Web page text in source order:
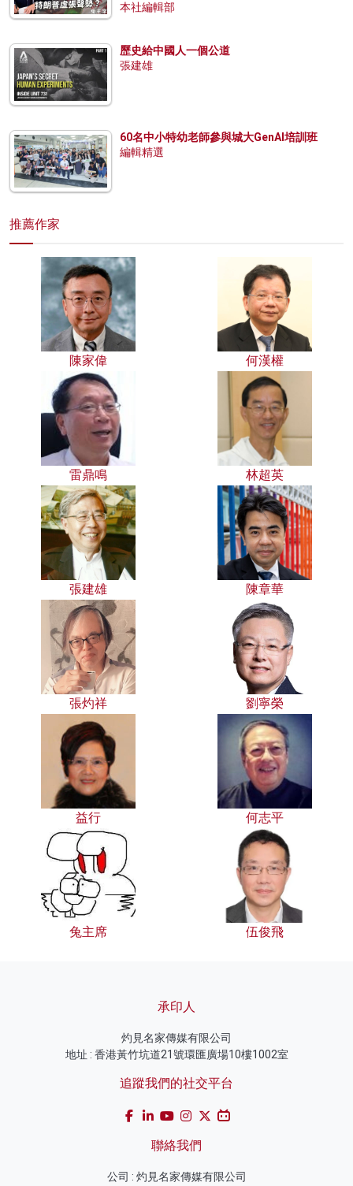
本社編輯部
歷史給中國人一個公道
張建雄
60名中小特幼老師參與城大GenAI培訓班
編輯精選
推薦作家
陳家偉 何漢權
雷鼎鳴 林超英
張建雄 陳章華
張灼祥 劉寧榮
益行 何志平
兔主席 伍俊飛
承印人
灼見名家傳媒有限公司
地址 : 香港黃竹坑道21號環匯廣場10樓1002室
追蹤我們的社交平台
聯絡我們
公司 : 灼見名家傳媒有限公司